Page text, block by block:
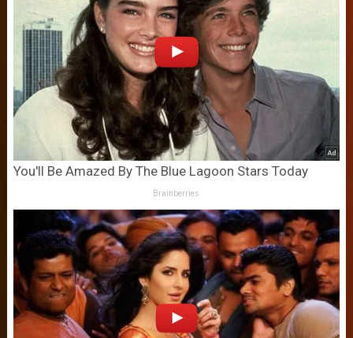
You'll Be Amazed By The Blue Lagoon Stars Today
Brainberries